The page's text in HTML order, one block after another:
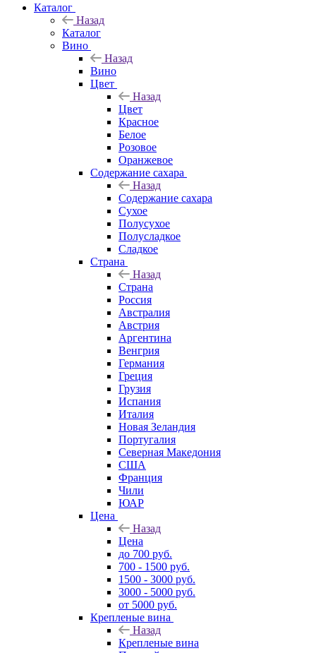
Каталог
Назад
Каталог
Вино
Назад
Вино
Цвет
Назад
Цвет
Красное
Белое
Розовое
Оранжевое
Содержание сахара
Назад
Содержание сахара
Сухое
Полусухое
Полусладкое
Сладкое
Страна
Назад
Страна
Россия
Австралия
Австрия
Аргентина
Венгрия
Германия
Греция
Грузия
Испания
Италия
Новая Зеландия
Португалия
Северная Македония
США
Франция
Чили
ЮАР
Цена
Назад
Цена
до 700 руб.
700 - 1500 руб.
1500 - 3000 руб.
3000 - 5000 руб.
от 5000 руб.
Крепленые вина
Назад
Крепленые вина